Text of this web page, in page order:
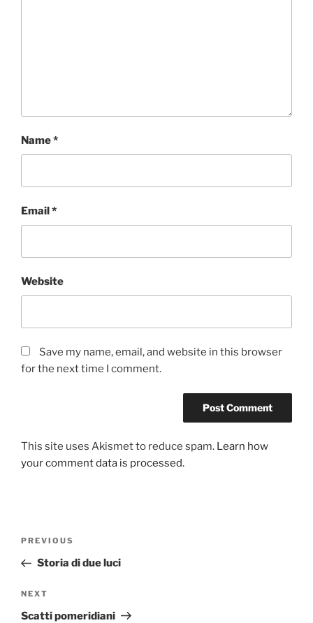
Name*
Email*
Website
Save my name, email, and website in this browser
for the next time I comment.
This site uses Akismet to reduce spam. Learn how
your comment data is processed.
Previous
Post
PREVIOUS
Storia di due luci
Next
Post
NEXT
Scatti pomeridiani